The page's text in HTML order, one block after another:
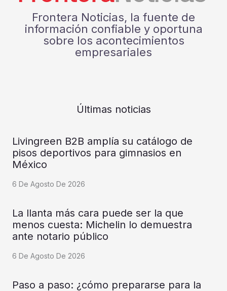
Frontera Noticias, la fuente de
información confiable y oportuna
sobre los acontecimientos
empresariales
Últimas noticias
Livingreen B2B amplía su catálogo de
pisos deportivos para gimnasios en
México
6 De Agosto De 2026
La llanta más cara puede ser la que
menos cuesta: Michelin lo demuestra
ante notario público
6 De Agosto De 2026
Paso a paso: ¿cómo prepararse para la